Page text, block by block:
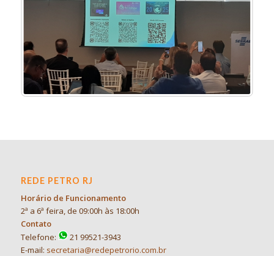
REDE PETRO RJ
Horário de Funcionamento
2ª a 6ª feira, de 09:00h às 18:00h
Contato
Telefone:
21 99521-3943
E-mail: secretaria@redepetrorio.com.br